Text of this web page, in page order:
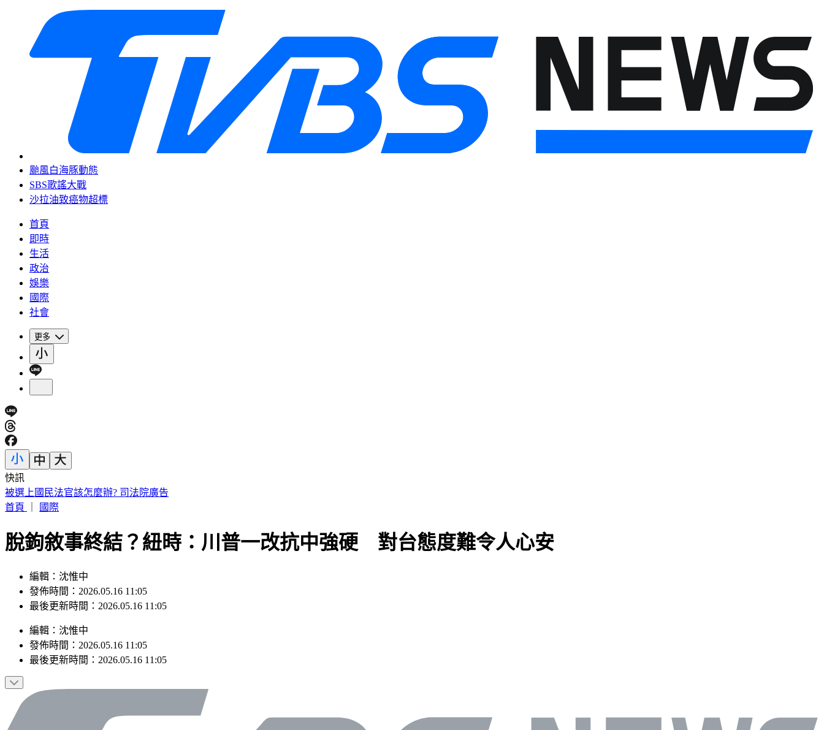
颱風白海豚動態
SBS歌謠大戰
沙拉油致癌物超標
首頁
即時
生活
政治
娛樂
國際
社會
更多
快訊
被選上國民法官該怎麼辦? 司法院廣告
首頁
國際
脫鉤敘事終結？紐時：川普一改抗中強硬 對台態度難令人心安
編輯：沈惟中
發佈時間：2026.05.16 11:05
最後更新時間：2026.05.16 11:05
編輯 ： 沈惟中
發佈時間： 2026.05.16 11:05
最後更新時間： 2026.05.16 11:05